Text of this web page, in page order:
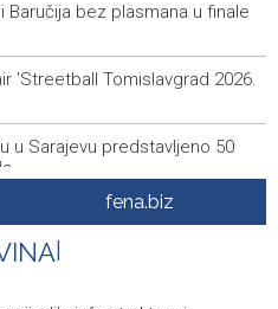
Baručija bez plasmana u finale
'Streetball Tomislavgrad 2026.
u Sarajevu predstavljeno 50
for Friday, 7 August 2026
mještane i posjetitelje kod
fena.biz